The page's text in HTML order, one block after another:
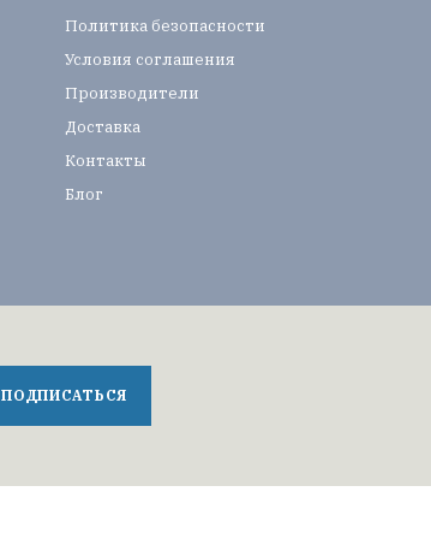
Политика безопасности
Условия соглашения
Производители
Доставка
Контакты
Блог
ПОДПИСАТЬСЯ